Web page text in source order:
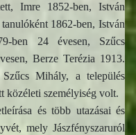
Imre 1852-ben, István
1862-ben, István
ben 24 évesen, Szűcs
Berze Terézia 1913.
Mihály, a település
közéleti személyiség volt.
és több utazásai és
mely Jászfényszaruról